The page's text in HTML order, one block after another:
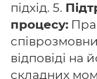
підхід. 5.
процесу:
відповіді на
складних